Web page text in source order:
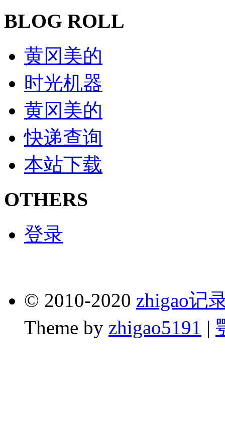
BLOG ROLL
黄冈美的
时光机器
黄冈美的
快递查询
本站下载
OTHERS
登录
© 2010-2020 zhigao记
Theme by zhigao5191 |